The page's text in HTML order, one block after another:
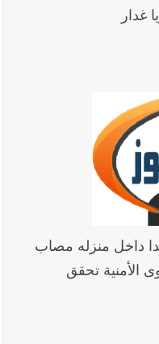
غدار
داخل منزله مصاب
الأمنية تحقق